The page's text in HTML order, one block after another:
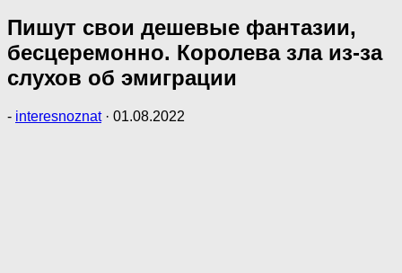
Пишут свои дешевые фантазии,
бесцеремонно. Королева зла из-за
слухов об эмиграции
- interesnoznat · 01.08.2022